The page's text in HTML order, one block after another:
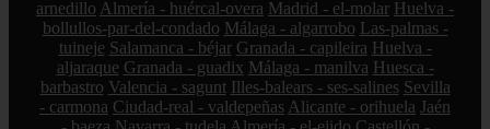
arnedillo Almería - huércal-overa Madrid - el-molar Huelva -
bollullos-par-del-condado Málaga - algarrobo Las-palmas -
tuineje Salamanca - béjar Granada - capileira Huelva -
aljaraque Granada - guadix Málaga - manilva Huesca -
barbastro Valencia - sagunt Illes-balears - ses-salines Sevilla
- carmona Ciudad-real - valdepeñas Alicante - orihuela Jaén